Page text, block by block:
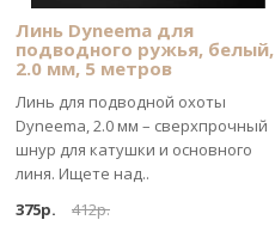
Линь Dyneema для
подводного ружья, белый,
2.0 мм, 5 метров
Линь для подводной охоты
Dyneema, 2.0 мм – сверхпрочный
шнур для катушки и основного
линя. Ищете над..
375р.
412р.